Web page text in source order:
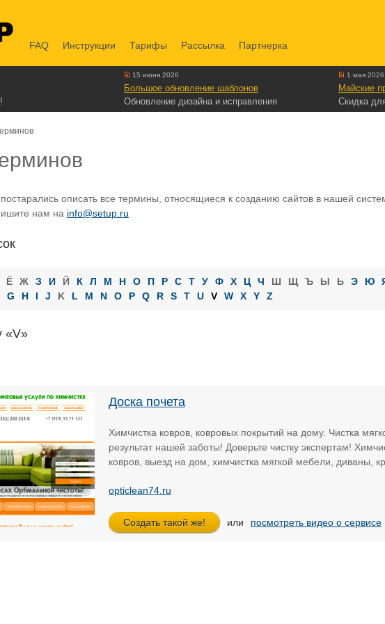
FAQ Инструкции Тарифы Рассылка Партнерка
15 июня 2026
Большое обновление шаблонов
Обновление дизайна и исправления
1 мая 2026
Майские
Скидка
описать все термины, относящиеся к созданию сайтов в нашей
нам на info@setup.ru
Ё Ж З И Й К Л М Н О П Р С Т У Ф Х Ц Ч Ш Щ Ъ Ы Ь Э Ю
G H I J K L M N O P Q R S T U V W X Y Z
«V»
Доска почета
Химчистка ковров, ковровых покрытий на дому. Чистка
результат нашей заботы! Доверьте чистку экспертам!
ковров, выезд на дом, химчистка мягкой мебели, диваны,
opticlean74.ru
или посмотреть видео о сервисе